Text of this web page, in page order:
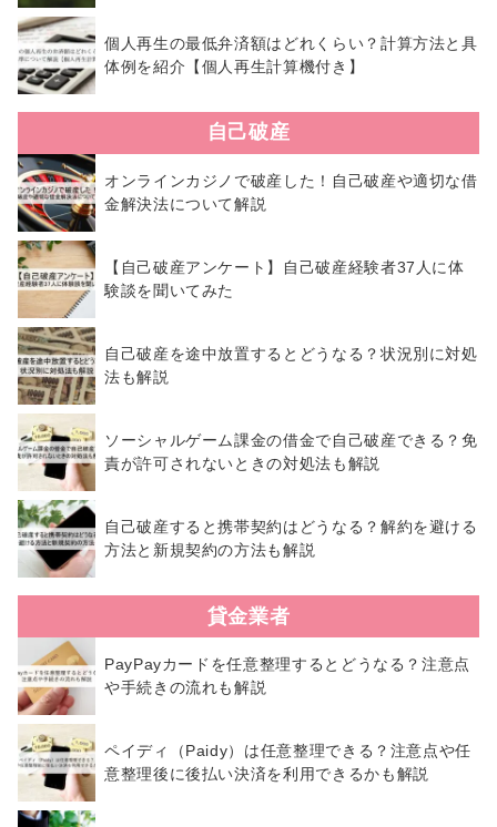
個人再生の最低弁済額はどれくらい？計算方法と具
体例を紹介【個人再生計算機付き】
自己破産
オンラインカジノで破産した！自己破産や適切な借
金解決法について解説
【自己破産アンケート】自己破産経験者37人に体
験談を聞いてみた
自己破産を途中放置するとどうなる？状況別に対処
法も解説
ソーシャルゲーム課金の借金で自己破産できる？免
責が許可されないときの対処法も解説
自己破産すると携帯契約はどうなる？解約を避ける
方法と新規契約の方法も解説
貸金業者
PayPayカードを任意整理するとどうなる？注意点
や手続きの流れも解説
ペイディ（Paidy）は任意整理できる？注意点や任
意整理後に後払い決済を利用できるかも解説